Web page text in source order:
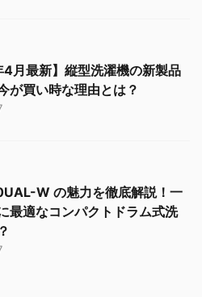
4月最新】縦型洗濯機の新製品
が買い時な理由とは？
W の魅力を徹底解説！一
最適なコンパクトドラム式洗